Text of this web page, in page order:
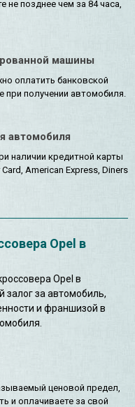
не позднее чем за 84 часа,
машины
оплатить банковской
при получении автомобиля.
автомобиля
наличии кредитной карты
American Express, Diners
Opel в
Opel в
залог за автомобиль,
и франшизой в
ценовой предел,
и оплачиваете за свой